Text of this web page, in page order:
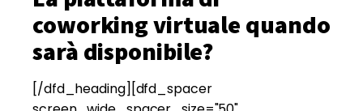
coworking virtuale quando
sarà disponibile?
[/dfd_heading][dfd_spacer